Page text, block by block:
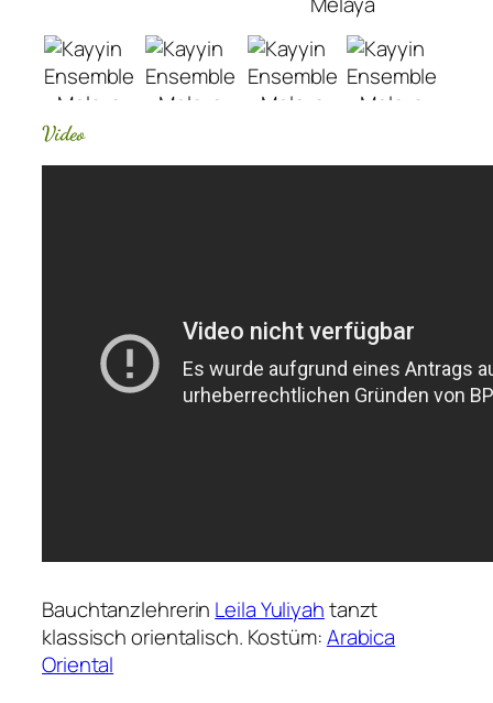
Video
Bauchtanzlehrerin Leila Yuliyahtanzt
klassisch orientalisch. Kostüm:Arabica
Oriental